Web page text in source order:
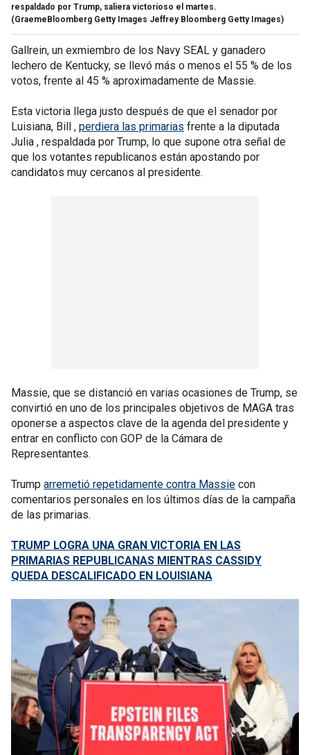
respaldado por Trump, saliera victorioso el martes.
(GraemeBloomberg Getty Images Jeffrey Bloomberg Getty Images)
Gallrein, un exmiembro de los Navy SEAL y ganadero
lechero de Kentucky, se llevó más o menos el 55 % de los
votos, frente al 45 % aproximadamente de Massie.
Esta victoria llega justo después de que el senador por
Luisiana, Bill , perdiera las primarias frente a la diputada
Julia , respaldada por Trump, lo que supone otra señal de
que los votantes republicanos están apostando por
candidatos muy cercanos al presidente.
Massie, que se distanció en varias ocasiones de Trump, se
convirtió en uno de los principales objetivos de MAGA tras
oponerse a aspectos clave de la agenda del presidente y
entrar en conflicto con GOP de la Cámara de
Representantes.
Trump arremetió repetidamente contra Massie con
comentarios personales en los últimos días de la campaña
de las primarias.
TRUMP LOGRA UNA GRAN VICTORIA EN LAS
PRIMARIAS REPUBLICANAS MIENTRAS CASSIDY
QUEDA DESCALIFICADO EN LOUISIANA